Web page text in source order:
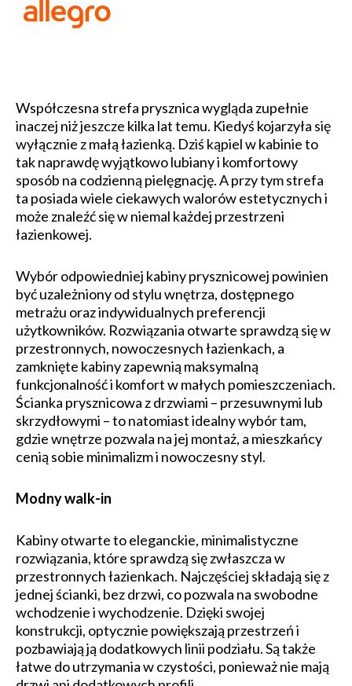
Współczesna strefa prysznica wygląda zupełnie
inaczej niż jeszcze kilka lat temu. Kiedyś kojarzyła się
wyłącznie z małą łazienką. Dziś kąpiel w kabinie to
tak naprawdę wyjątkowo lubiany i komfortowy
sposób na codzienną pielęgnację. A przy tym strefa
ta posiada wiele ciekawych walorów estetycznych i
może znaleźć się w niemal każdej przestrzeni
łazienkowej.
Wybór odpowiedniej kabiny prysznicowej powinien
być uzależniony od stylu wnętrza, dostępnego
metrażu oraz indywidualnych preferencji
użytkowników. Rozwiązania otwarte sprawdzą się w
przestronnych, nowoczesnych łazienkach, a
zamknięte kabiny zapewnią maksymalną
funkcjonalność i komfort w małych pomieszczeniach.
Ścianka prysznicowa z drzwiami – przesuwnymi lub
skrzydłowymi – to natomiast idealny wybór tam,
gdzie wnętrze pozwala na jej montaż, a mieszkańcy
cenią sobie minimalizm i nowoczesny styl.
Modny walk-in
Kabiny otwarte to eleganckie, minimalistyczne
rozwiązania, które sprawdzą się zwłaszcza w
przestronnych łazienkach. Najczęściej składają się z
jednej ścianki, bez drzwi, co pozwala na swobodne
wchodzenie i wychodzenie. Dzięki swojej
konstrukcji, optycznie powiększają przestrzeń i
pozbawiają ją dodatkowych linii podziału. Są także
łatwe do utrzymania w czystości, ponieważ nie mają